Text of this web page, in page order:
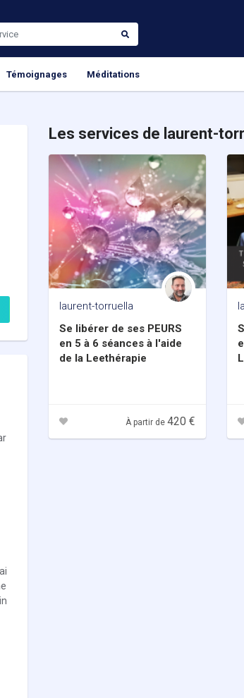
Témoignages Méditations
Les services de laurent-
laurent-torruella
Se libérer de ses PEURS
en 5 à 6 séances à l'aide
de la Leethérapie
À partir de420 €